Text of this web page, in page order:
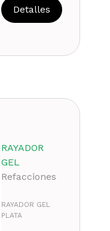
Detalles
RAYADOR
GEL
Refacciones
RAYADOR GEL
PLATA